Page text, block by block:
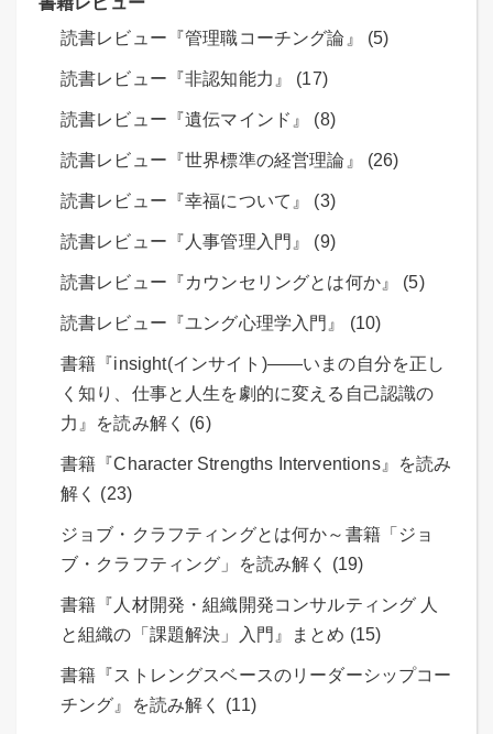
読書レビュー『管理職コーチング論』 (5)
読書レビュー『非認知能力』 (17)
読書レビュー『遺伝マインド』 (8)
読書レビュー『世界標準の経営理論』 (26)
読書レビュー『幸福について』 (3)
読書レビュー『人事管理入門』 (9)
読書レビュー『カウンセリングとは何か』 (5)
読書レビュー『ユング心理学入門』 (10)
書籍『insight(インサイト)――いまの自分を正し
く知り、仕事と人生を劇的に変える自己認識の
力』を読み解く (6)
書籍『Character Strengths Interventions』を読み
解く (23)
ジョブ・クラフティングとは何か～書籍「ジョ
ブ・クラフティング」を読み解く (19)
書籍『人材開発・組織開発コンサルティング 人
と組織の「課題解決」入門』まとめ (15)
書籍『ストレングスベースのリーダーシップコー
チング』を読み解く (11)